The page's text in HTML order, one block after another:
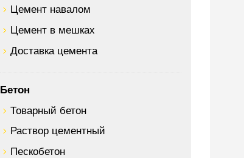
Цемент навалом
Цемент в мешках
Доставка цемента
Бетон
Товарный бетон
Раствор цементный
Пескобетон